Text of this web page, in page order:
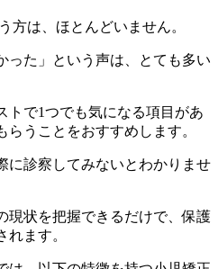
方は、ほとんどいません。
った」という声は、とても多い
トで1つでも気になる項目があ
うことをおすすめします。
に診察してみないとわかりませ
現状を把握できるだけで、保護
ます。